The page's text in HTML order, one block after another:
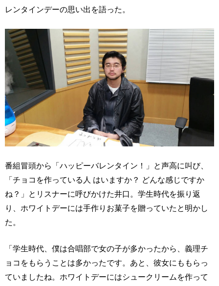
レンタインデーの思い出を語った。
番組冒頭から「ハッピーバレンタイン！」と声高に叫び、
「チョコを作っている人 はいますか？ どんな感じですか
ね？」とリスナーに呼びかけた井口。学生時代を振り返
り、ホワイトデーには手作りお菓子を贈っていたと明かし
た。
「学生時代、僕は合唱部で女の子が多かったから、義理チ
ョコをもらうことは多かったです。あと、彼女にももらっ
ていましたね。ホワイトデーにはシュークリームを作って